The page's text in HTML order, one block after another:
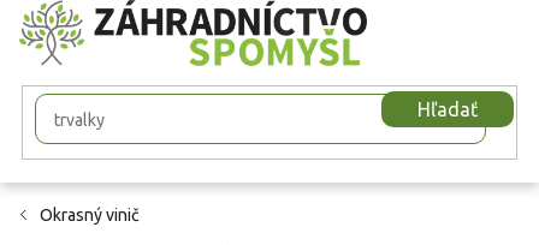
Prejsť
na
obsah
Hľadať
Okrasný vinič